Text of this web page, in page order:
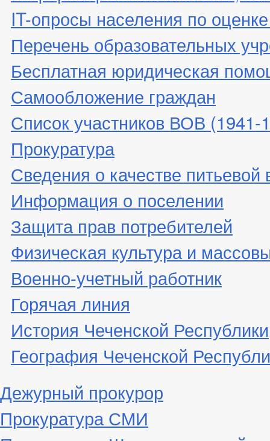
IT-опросы населения по
Перечень образовательных
Бесплатная юридическая
Самообложение граждан
Список участников ВОВ (1941-
Прокуратура
Сведения о качестве питьевой
Информация о поселении
Защита прав потребителей
Физическая культура и
Военно-учетный работник
Горячая линия
История Чеченской Республики
География Чеченской
Дежурный прокурор
Прокуратура СМИ